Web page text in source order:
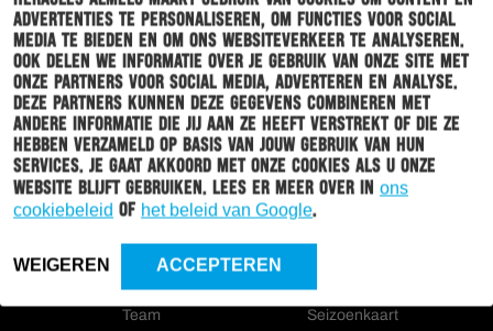
advertenties te personaliseren, om functies voor social
media te bieden en om ons websiteverkeer te analyseren.
Ook delen we informatie over je gebruik van onze site met
onze partners voor social media, adverteren en analyse.
Deze partners kunnen deze gegevens combineren met
andere informatie die jij aan ze heeft verstrekt of die ze
hebben verzameld op basis van jouw gebruik van hun
services. Je gaat akkoord met onze cookies als u onze
website blijft gebruiken. Lees er meer over in ons
cookiebeleid of het beleid van Google.
WEIGEREN ACCEPTEREN
INSCHRIJVEN
Team
Seizoenkaart